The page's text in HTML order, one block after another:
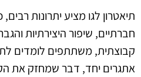
תיאטרון לגו מציע יתרונות רבים,
חברתיים, שיפור היצירתיות
קבוצתית, משתתפים לומדים
אתגרים יחד, דבר שמחזק את